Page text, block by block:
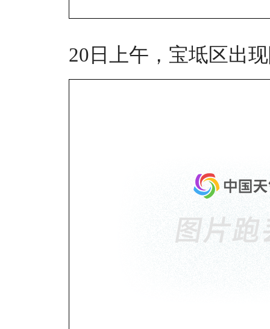
20日上午，宝坻区出